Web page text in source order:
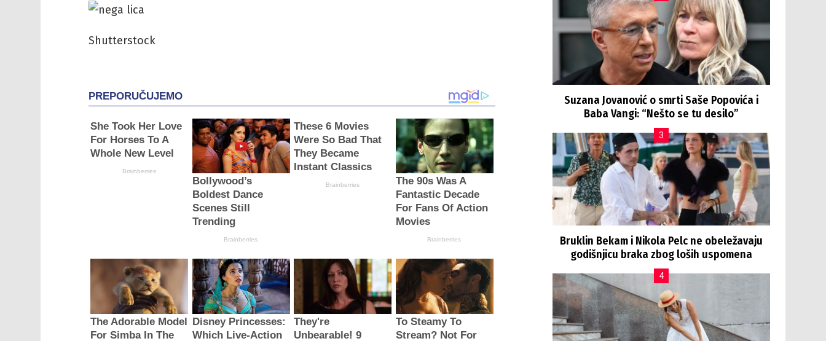
Shutterstock
Suzana Jovanović o smrti Saše Popovića i
Baba Vangi: “Nešto se tu desilo”
Bruklin Bekam i Nikola Pelc ne obeležavaju
godišnjicu braka zbog loših uspomena